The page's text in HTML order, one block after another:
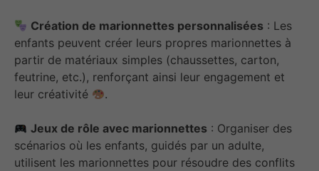
Création de marionnettes personnalisées : Les
enfants peuvent créer leurs propres marionnettes à
partir de matériaux simples (chaussettes, carton,
feutrine, etc.), renforçant ainsi leur engagement et
leur créativité
.
Jeux de rôle avec marionnettes : Organiser des
scénarios où les enfants, guidés par un adulte,
utilisent les marionnettes pour résoudre des conflits